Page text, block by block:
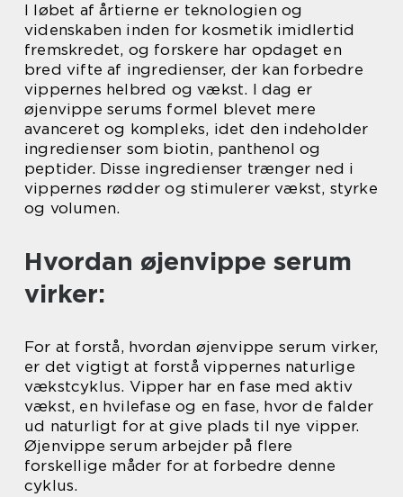
I løbet af årtierne er teknologien og
videnskaben inden for kosmetik imidlertid
fremskredet, og forskere har opdaget en
bred vifte af ingredienser, der kan forbedre
vippernes helbred og vækst. I dag er
øjenvippe serums formel blevet mere
avanceret og kompleks, idet den indeholder
ingredienser som biotin, panthenol og
peptider. Disse ingredienser trænger ned i
vippernes rødder og stimulerer vækst, styrke
og volumen.
Hvordan øjenvippe serum
virker:
For at forstå, hvordan øjenvippe serum virker,
er det vigtigt at forstå vippernes naturlige
vækstcyklus. Vipper har en fase med aktiv
vækst, en hvilefase og en fase, hvor de falder
ud naturligt for at give plads til nye vipper.
Øjenvippe serum arbejder på flere
forskellige måder for at forbedre denne
cyklus.